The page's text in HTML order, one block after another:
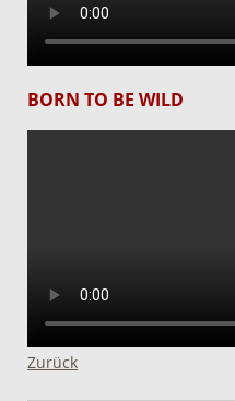
BORN TO BE WILD
Zurück